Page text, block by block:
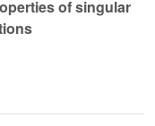
of singular